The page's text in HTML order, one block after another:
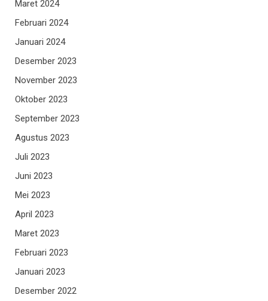
Maret 2024
Februari 2024
Januari 2024
Desember 2023
November 2023
Oktober 2023
September 2023
Agustus 2023
Juli 2023
Juni 2023
Mei 2023
April 2023
Maret 2023
Februari 2023
Januari 2023
Desember 2022